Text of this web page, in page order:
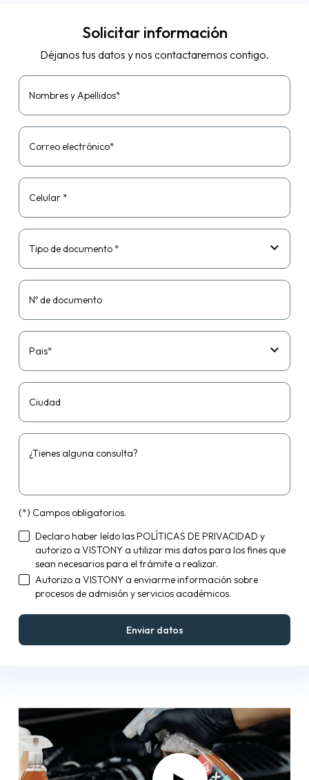
Solicitar información
Déjanos tus datos y nos contactaremos contigo.
Nombres y Apellidos*
Correo electrónico*
Celular *
Tipo de documento *
Nº de documento
Pais*
Ciudad
¿Tienes alguna consulta?
(*) Campos obligatorios.
Declaro haber leído lasPOLÍTICAS DE PRIVACIDAD y
autorizo a VISTONY a utilizar mis datos para los fines que
sean necesarios para el trámite a realizar.
Autorizo a VISTONY a enviarme información sobre
procesos de admisión y servicios académicos.